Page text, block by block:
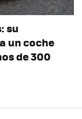
su
un coche
de 300